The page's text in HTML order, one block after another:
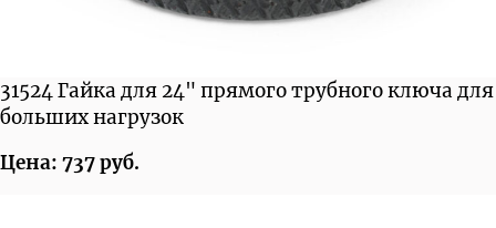
31524 Гайка для 24" прямого трубного ключа для
больших нагрузок
Цена: 737 руб.